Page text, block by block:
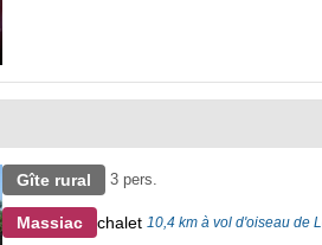
Gîte rural 3 pers.
Massiac chalet 10,4 km à vol d'oiseau de